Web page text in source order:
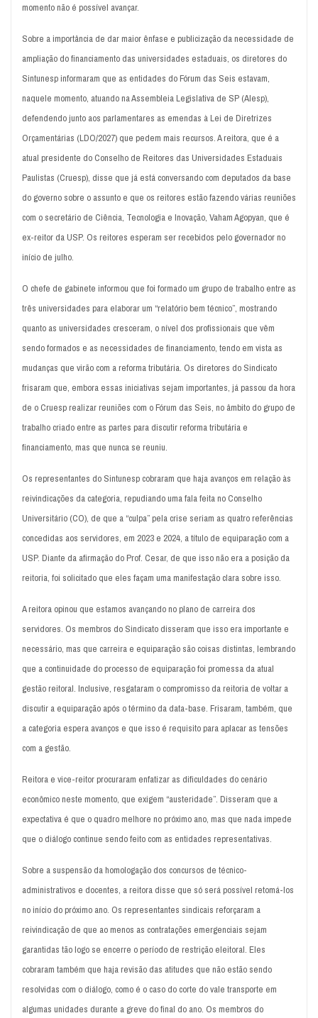
momento não é possível avançar.
Sobre a importância de dar maior ênfase e publicização da necessidade de
ampliação do financiamento das universidades estaduais, os diretores do
Sintunesp informaram que as entidades do Fórum das Seis estavam,
naquele momento, atuando na Assembleia Legislativa de SP (Alesp),
defendendo junto aos parlamentares as emendas à Lei de Diretrizes
Orçamentárias (LDO/2027) que pedem mais recursos. A reitora, que é a
atual presidente do Conselho de Reitores das Universidades Estaduais
Paulistas (Cruesp), disse que já está conversando com deputados da base
do governo sobre o assunto e que os reitores estão fazendo várias reuniões
com o secretário de Ciência, Tecnologia e Inovação, Vaham Agopyan, que é
ex-reitor da USP. Os reitores esperam ser recebidos pelo governador no
início de julho.
O chefe de gabinete informou que foi formado um grupo de trabalho entre as
três universidades para elaborar um “relatório bem técnico”, mostrando
quanto as universidades cresceram, o nível dos profissionais que vêm
sendo formados e as necessidades de financiamento, tendo em vista as
mudanças que virão com a reforma tributária. Os diretores do Sindicato
frisaram que, embora essas iniciativas sejam importantes, já passou da hora
de o Cruesp realizar reuniões com o Fórum das Seis, no âmbito do grupo de
trabalho criado entre as partes para discutir reforma tributária e
financiamento, mas que nunca se reuniu.
Os representantes do Sintunesp cobraram que haja avanços em relação às
reivindicações da categoria, repudiando uma fala feita no Conselho
Universitário (CO), de que a “culpa” pela crise seriam as quatro referências
concedidas aos servidores, em 2023 e 2024, a título de equiparação com a
USP. Diante da afirmação do Prof. Cesar, de que isso não era a posição da
reitoria, foi solicitado que eles façam uma manifestação clara sobre isso.
A reitora opinou que estamos avançando no plano de carreira dos
servidores. Os membros do Sindicato disseram que isso era importante e
necessário, mas que carreira e equiparação são coisas distintas, lembrando
que a continuidade do processo de equiparação foi promessa da atual
gestão reitoral. Inclusive, resgataram o compromisso da reitoria de voltar a
discutir a equiparação após o término da data-base. Frisaram, também, que
a categoria espera avanços e que isso é requisito para aplacar as tensões
com a gestão.
Reitora e vice-reitor procuraram enfatizar as dificuldades do cenário
econômico neste momento, que exigem “austeridade”. Disseram que a
expectativa é que o quadro melhore no próximo ano, mas que nada impede
que o diálogo continue sendo feito com as entidades representativas.
Sobre a suspensão da homologação dos concursos de técnico-
administrativos e docentes, a reitora disse que só será possível retomá-los
no início do próximo ano. Os representantes sindicais reforçaram a
reivindicação de que ao menos as contratações emergenciais sejam
garantidas tão logo se encerre o período de restrição eleitoral. Eles
cobraram também que haja revisão das atitudes que não estão sendo
resolvidas com o diálogo, como é o caso do corte do vale transporte em
algumas unidades durante a greve do final do ano. Os membros do